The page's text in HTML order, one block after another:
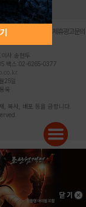
촬영물 신고센터 제휴광고문의
사:송현두
팩스:02-6265-0377
25일
욱
, 복사, 배포 등을 금합니다.